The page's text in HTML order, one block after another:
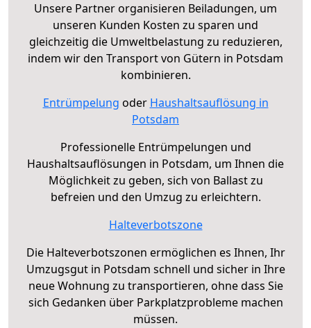
Unsere Partner organisieren Beiladungen, um
unseren Kunden Kosten zu sparen und
gleichzeitig die Umweltbelastung zu reduzieren,
indem wir den Transport von Gütern in Potsdam
kombinieren.
Entrümpelung oder Haushaltsauflösung in
Potsdam
Professionelle Entrümpelungen und
Haushaltsauflösungen in Potsdam, um Ihnen die
Möglichkeit zu geben, sich von Ballast zu
befreien und den Umzug zu erleichtern.
Halteverbotszone
Die Halteverbotszonen ermöglichen es Ihnen, Ihr
Umzugsgut in Potsdam schnell und sicher in Ihre
neue Wohnung zu transportieren, ohne dass Sie
sich Gedanken über Parkplatzprobleme machen
müssen.